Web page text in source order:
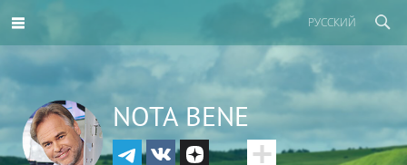
РУССКИЙ
NOTA BENE